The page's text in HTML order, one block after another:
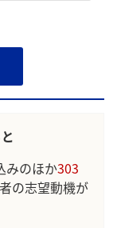
みのほか303
の志望動機が